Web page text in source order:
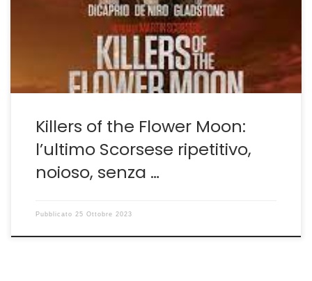
ma è colui che anche nelle sue prove minori ha sempre
saputo donare spunti, riflessioni, colpi di genio. Questa
Killers of the Flower Moon:
l’ultimo Scorsese ripetitivo,
noioso, senza …
Pubblicato 25 Ottobre 2023